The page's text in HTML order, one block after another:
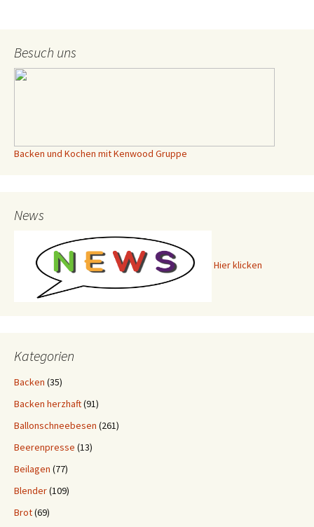
Besuch uns
Backen und Kochen mit Kenwood Gruppe
News
Hier klicken
Kategorien
Backen (35)
Backen herzhaft(91)
Ballonschneebesen (261)
Beerenpresse (13)
Beilagen (77)
Blender(109)
Brot(69)